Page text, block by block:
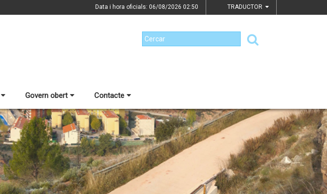
Data i hora oficials: 06/08/2026 02:50 TRADUCTOR
Govern obert Contacte